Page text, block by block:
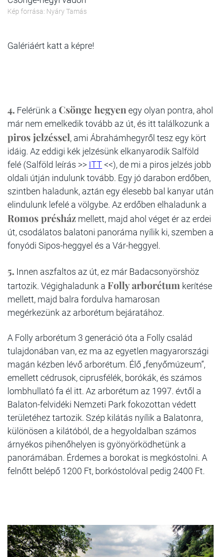
Kép forrása: Nyáry Tamás
Galériáért katt a képre!
4. Felérünk a Csönge hegyenegy olyan pontra, ahol
már nem emelkedik tovább az út, és itt találkozunk a
piros jelzéssel, ami Ábrahámhegyről tesz egy kört
idáig. Az eddigi kék jelzésünk elkanyarodik Salföld
felé (Salföld leírás >> ITT<<), de mi a piros jelzés jobb
oldali útján indulunk tovább. Egy jó darabon erdőben,
szintben haladunk, aztán egy élesebb bal kanyar után
elindulunk lefelé a völgybe. Az erdőben elhaladunk a
Romos présház mellett, majd ahol véget ér az erdei
út, csodálatos balatoni panoráma nyílik ki, szemben a
fonyódi Sipos-heggyel és a Vár-heggyel.
5. Innen aszfaltos az út, ez már Badacsonyörshöz
tartozik. Végighaladunk a Folly arborétum kerítése
mellett, majd balra fordulva hamarosan
megérkezünk az arborétum bejáratához.
A Folly arborétum 3 generáció óta a Folly család
tulajdonában van, ez ma az egyetlen magyarországi
magán kézben lévő arborétum. Élő „fenyőmúzeum”,
emellett cédrusok, ciprusfélék, borókák, és számos
lombhullató fa él itt. Az arborétum az 1997. évtől a
Balaton-felvidéki Nemzeti Park fokozottan védett
területéhez tartozik. Szép kilátás nyílik a Balatonra,
különösen a kilátóból, de a hegyoldalban számos
árnyékos pihenőhelyen is gyönyörködhetünk a
panorámában. Érdemes a borokat is megkóstolni. A
felnőtt belépő 1200 Ft, borkóstolóval pedig 2400 Ft.